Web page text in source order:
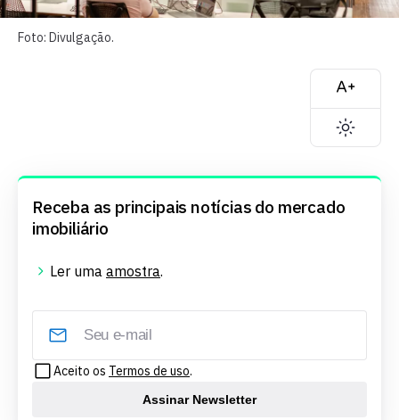
Foto: Divulgação.
Receba as principais notícias do mercado
imobiliário
Ler uma amostra.
Aceito os Termos de uso.
Assinar Newsletter